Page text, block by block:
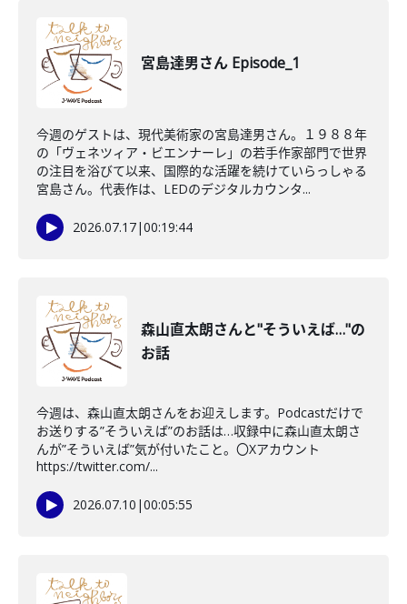
宮島達男さん Episode_1
今週のゲストは、現代美術家の宮島達男さん。１９８８年
の「ヴェネツィア・ビエンナーレ」の若手作家部門で世界
の注目を浴びて以来、国際的な活躍を続けていらっしゃる
宮島さん。代表作は、LEDのデジタルカウンタ...
2026.07.17|00:19:44
森山直太朗さんと"そういえば…"の
お話
今週は、森山直太朗さんをお迎えします。Podcastだけで
お送りする”そういえば”のお話は…収録中に森山直太朗さ
んが”そういえば”気が付いたこと。〇Xアカウント
https://twitter.com/...
2026.07.10 |00:05:55